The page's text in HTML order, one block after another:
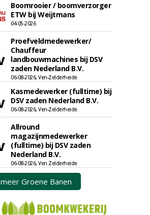
Boomrooier / boomverzorger
ETW bij Weijtmans
04-05-2026
Proefveldmedewerker/
Chauffeur
landbouwmachines bij DSV
zaden Nederland B.V.
06-08-2026, Ven-Zelderheide
Kasmedewerker (fulltime) bij
DSV zaden Nederland B.V.
06-08-2026, Ven-Zelderheide
Allround
magazijnmedewerker
(fulltime) bij DSV zaden
Nederland B.V.
06-08-2026, Ven Zelderheide
meer Groene Banen